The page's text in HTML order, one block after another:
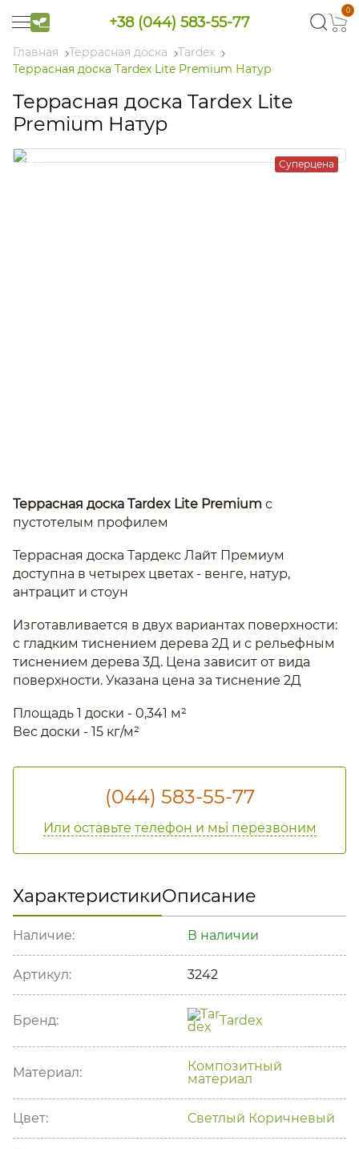
+38 (044) 583-55-77
0
Главная Террасная доска
Tardex
Террасная доска Tardex Lite Premium Натур
Террасная доска Tardex Lite
Premium Натур
Суперцена
Террасная доска Tardex Lite Premium с
пустотелым профилем
Террасная доска Тардекс Лайт Премиум
доступна в четырех цветах - венге, натур,
антрацит и стоун
Изготавливается в двух вариантах поверхности:
с гладким тиснением дерева 2Д и с рельефным
тиснением дерева 3Д. Цена зависит от вида
поверхности. Указана цена за тиснение 2Д
Площадь 1 доски - 0,341 м²
Вес доски - 15 кг/м²
(044) 583-55-77
Или оставьте телефон и мьі перезвоним
ХарактеристикиОписание
Наличие: В наличии
Артикул: 3242
Бренд: Tardex
Материал:
Композитный
материал
Цвет: Светлый Коричневый